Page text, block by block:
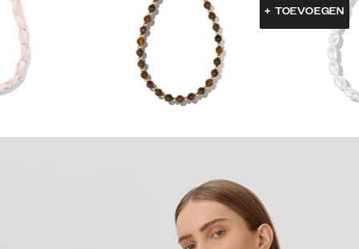
+ TOEVOEGEN